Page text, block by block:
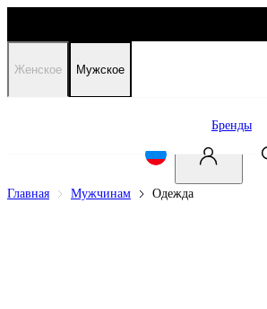
Женское Мужское
Бренды
Главная Мужчинам Одежда